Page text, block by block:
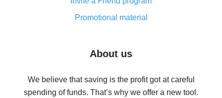
8% cash back on AliExpress - saving real money is a
real thing
Five ways to get the most cash back on AliExpress
back
10% cash back on AliExpress - the impossible is
Promotional material
About us
We believe that saving is the profit got at careful
spending of funds. That’s why we offer a new tool.